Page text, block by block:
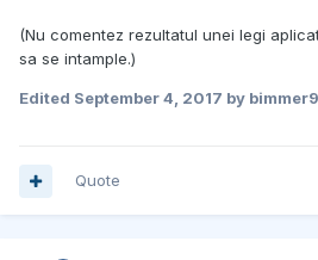
(Nu comentez rezultatul unei legi
sa se intample.)
Edited September 4, 2017 by
Quote